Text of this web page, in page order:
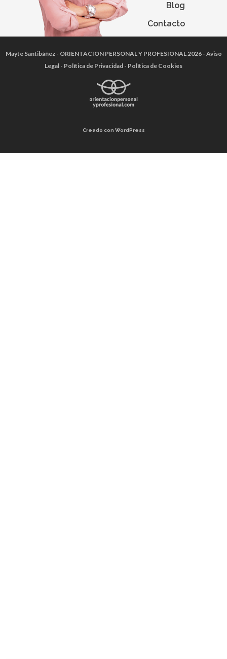
Blog
Contacto
Mayte Santibáñez- ORIENTACION PERSONAL Y PROFESIONAL 2026 - Aviso
Legal - Política de Privacidad - Política de Cookies
Creado con WordPress